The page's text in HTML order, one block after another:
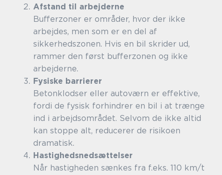
Afstand til arbejderne
Bufferzoner er områder, hvor der ikke
arbejdes, men som er en del af
sikkerhedszonen. Hvis en bil skrider ud,
rammer den først bufferzonen og ikke
arbejderne.
Fysiske barrierer
Betonklodser eller autoværn er effektive,
fordi de fysisk forhindrer en bil i at trænge
ind i arbejdsområdet. Selvom de ikke altid
kan stoppe alt, reducerer de risikoen
dramatisk.
Hastighedsnedsættelser
Når hastigheden sænkes fra f.eks. 110 km/t